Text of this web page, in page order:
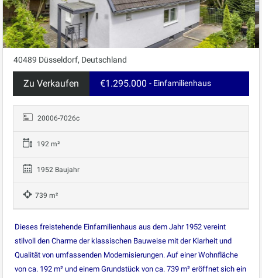
40489 Düsseldorf, Deutschland
Zu Verkaufen €1.295.000 - Einfamilienhaus
20006-7026c
192 m²
1952 Baujahr
739 m²
Dieses freistehende Einfamilienhaus aus dem Jahr 1952 vereint
stilvoll den Charme der klassischen Bauweise mit der Klarheit und
Qualität von umfassenden Modernisierungen. Auf einer Wohnfläche
von ca. 192 m² und einem Grundstück von ca. 739 m² eröffnet sich ein